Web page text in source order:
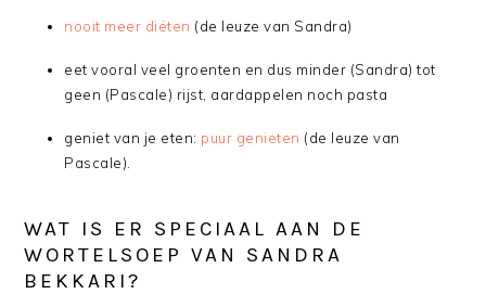
nooit meer diëten (de leuze van Sandra)
eet vooral veel groenten en dus minder (Sandra) tot
geen (Pascale) rijst, aardappelen noch pasta
geniet van je eten: puur genieten (de leuze van
Pascale).
WAT IS ER SPECIAAL AAN DE
WORTELSOEP VAN SANDRA
BEKKARI?